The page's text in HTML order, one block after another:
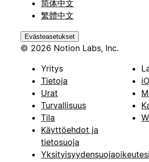
简体中文
繁體中文
Evästeasetukset
© 2026 Notion Labs, Inc.
Yritys
Tietoja
Urat
Turvallisuus
Tila
Käyttöehdot ja
tietosuoja
Yksityisyydensuojaoikeutesi